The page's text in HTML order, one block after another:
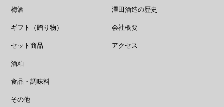
梅酒
ギフト（贈り物）
セット商品
酒粕
食品・調味料
その他
澤田酒造の歴史
会社概要
アクセス